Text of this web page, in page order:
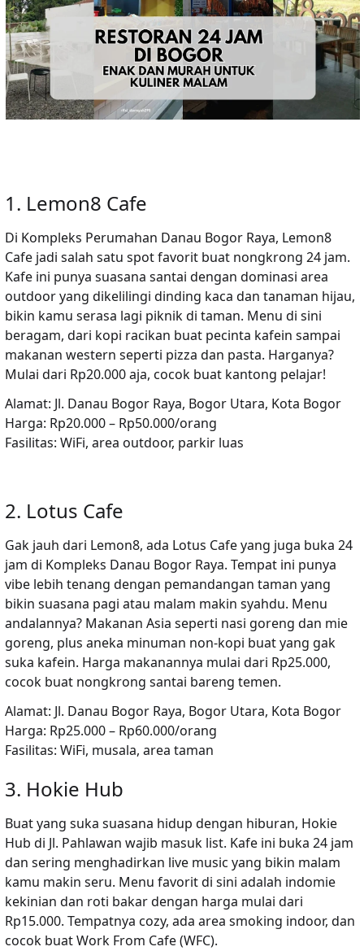
1. Lemon8 Cafe
Di Kompleks Perumahan Danau Bogor Raya, Lemon8
Cafejadi salah satu spot favorit buat nongkrong 24 jam.
Kafe ini punya suasana santai dengan dominasi area
outdoor yang dikelilingi dinding kaca dan tanaman hijau,
bikin kamu serasa lagi piknik di taman. Menu di sini
beragam, dari kopi racikan buat pecinta kafein sampai
makanan western seperti pizza dan pasta. Harganya?
Mulai dari Rp20.000 aja, cocok buat kantong pelajar!
Alamat: Jl. Danau Bogor Raya, Bogor Utara, Kota Bogor
Harga: Rp20.000 – Rp50.000/orang
Fasilitas: WiFi, area outdoor, parkir luas
2. Lotus Cafe
Gak jauh dari Lemon8, ada Lotus Cafeyang juga buka 24
jam di Kompleks Danau Bogor Raya. Tempat ini punya
vibe lebih tenang dengan pemandangan taman yang
bikin suasana pagi atau malam makin syahdu. Menu
andalannya? Makanan Asia seperti nasi goreng dan mie
goreng, plus aneka minuman non-kopi buat yang gak
suka kafein. Harga makanannya mulai dari Rp25.000,
cocok buat nongkrong santai bareng temen.
Alamat: Jl. Danau Bogor Raya, Bogor Utara, Kota Bogor
Harga: Rp25.000 – Rp60.000/orang
Fasilitas: WiFi, musala, area taman
3. Hokie Hub
Buat yang suka suasana hidup dengan hiburan, Hokie
Hub di Jl. Pahlawan wajib masuk list. Kafe ini buka 24 jam
dan sering menghadirkan live music yang bikin malam
kamu makin seru. Menu favorit di sini adalah indomie
kekinian dan roti bakar dengan harga mulai dari
Rp15.000. Tempatnya cozy, ada area smoking indoor, dan
cocok buat Work From Cafe (WFC).